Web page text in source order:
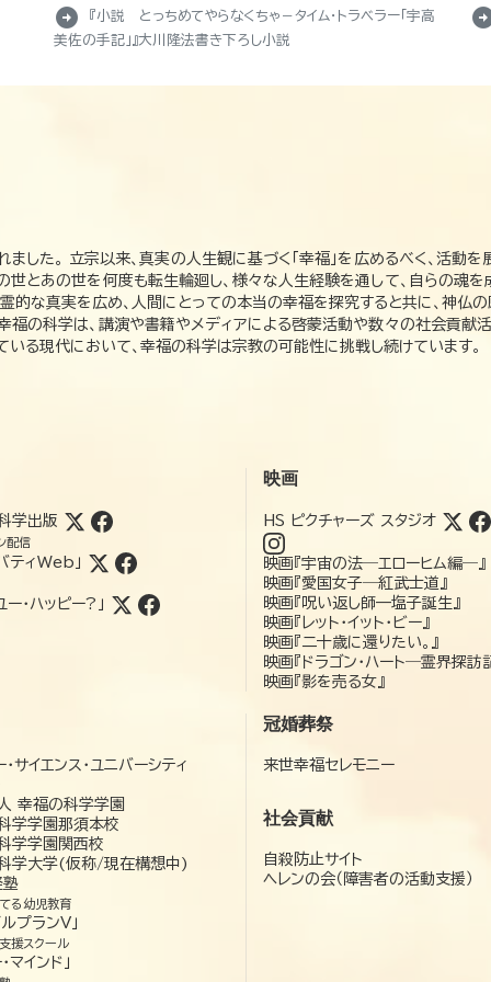
arrow_circle_right
『小説 とっちめてやらなくちゃ－タイム・トラベラー「宇高
美佐の手記」』大川隆法書き下ろし小説
た。 立宗以来、真実の人生観に基づく「幸福」を広めるべく、活動
世とあの世を何度も転生輪廻し、様々な人生経験を通して、自らの魂
的な真実を広め、人間にとっての本当の幸福を探究すると共に、神仏
の科学は、講演や書籍やメディアによる啓蒙活動や数々の社会貢献
る現代において、幸福の科学は宗教の可能性に挑戦し続けています。
学出版
配信
ティWeb」
ー・ハッピー?」
映画
HS ピクチャーズ スタジオ
映画『宇宙の法―エローヒム編―』
映画『愛国女子―紅武士道』
映画『呪い返し師—塩子誕生』
映画『レット・イット・ビー』
映画『二十歳に還りたい。』
映画『ドラゴン・ハート―霊界探訪
映画『影を売る女』
サイエンス・ユニバーシティ
幸福の科学学園
学学園那須本校
学学園関西校
学大学(仮称/現在構想中)
塾
る幼児教育
プランV」
援スクール
マインド」
冠婚葬祭
来世幸福セレモニー
社会貢献
自殺防止サイト
ヘレンの会（障害者の活動支援）